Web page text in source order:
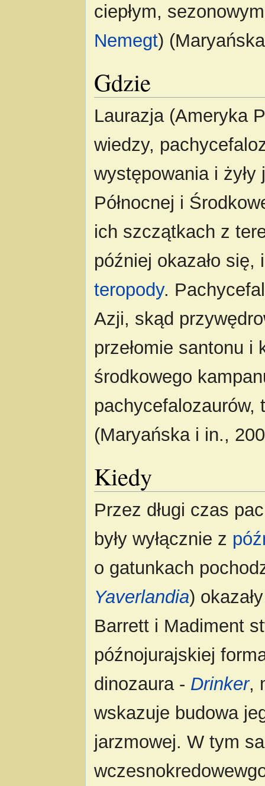
ciepłym,
Nemegt)
Gdzie
Laurazja (Ameryka
wiedzy,
występowania i
Północnej i
ich szczątkach z
później okazało
teropody.
Azji, skąd
przełomie santonu
środkowego
pachycefalozaurów,
(Maryańska i in.,
Kiedy
Przez długi czas
były wyłącznie z
o gatunkach
Yaverlandia)
Barrett i Madiment
późnojurajskiej
dinozaura - Drinker,
wskazuje budowa
jarzmowej. W tym